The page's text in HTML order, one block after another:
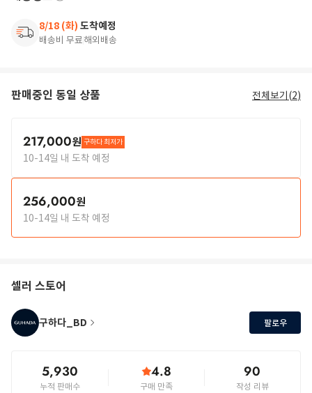
8/18 (화) 도착예정
배송비 무료해외배송
판매중인 동일 상품 전체보기(2)
217,000원 구하다 최저가
10-14일 내 도착 예정
256,000원
10-14일 내 도착 예정
셀러 스토어
구하다_BD 팔로우
5,930
누적 판매수
4.8
구매 만족
90
작성 리뷰